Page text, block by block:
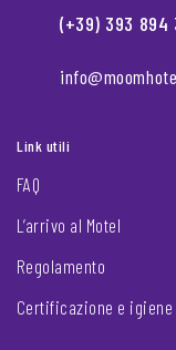
(+39) 393 894
Link utili
FAQ
L’arrivo al Motel
Regolamento
Certificazione e igiene